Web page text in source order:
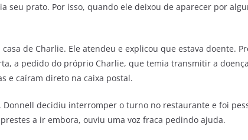
seu prato. Por isso, quando ele deixou de aparecer por
de Charlie. Ele atendeu e explicou que estava doente.
a pedido do próprio Charlie, que temia transmitir a
e caíram direto na caixa postal.
Donnell decidiu interromper o turno no restaurante e foi
a ir embora, ouviu uma voz fraca pedindo ajuda.